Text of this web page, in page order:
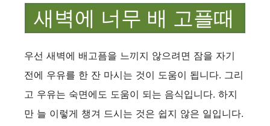
새벽에 너무 배 고플때
우선 새벽에 배고픔을 느끼지 않으려면 잠을 자기
전에 우유를 한 잔 마시는 것이 도움이 됩니다. 그리
고 우유는 숙면에도 도움이 되는 음식입니다. 하지
만 늘 이렇게 챙겨 드시는 것은 쉽지 않은 일입니다.